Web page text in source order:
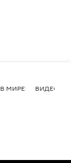
В МИРЕ ВИДЕО